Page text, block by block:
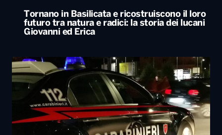
Svegliato dall’esplosione di uno sportello
bancomat, residente lancia cocci dal balcone
e mette in fuga i ladri